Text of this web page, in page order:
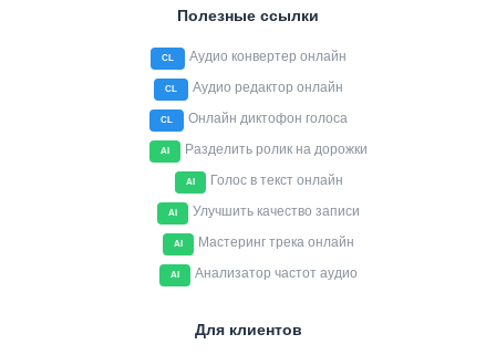
Полезные ссылки
CL Аудио конвертер онлайн
CL Аудио редактор онлайн
CL Онлайн диктофон голоса
AI Разделить ролик на дорожки
AI Голос в текст онлайн
AI Улучшить качество записи
AI Мастеринг трека онлайн
AI Анализатор частот аудио
Для клиентов